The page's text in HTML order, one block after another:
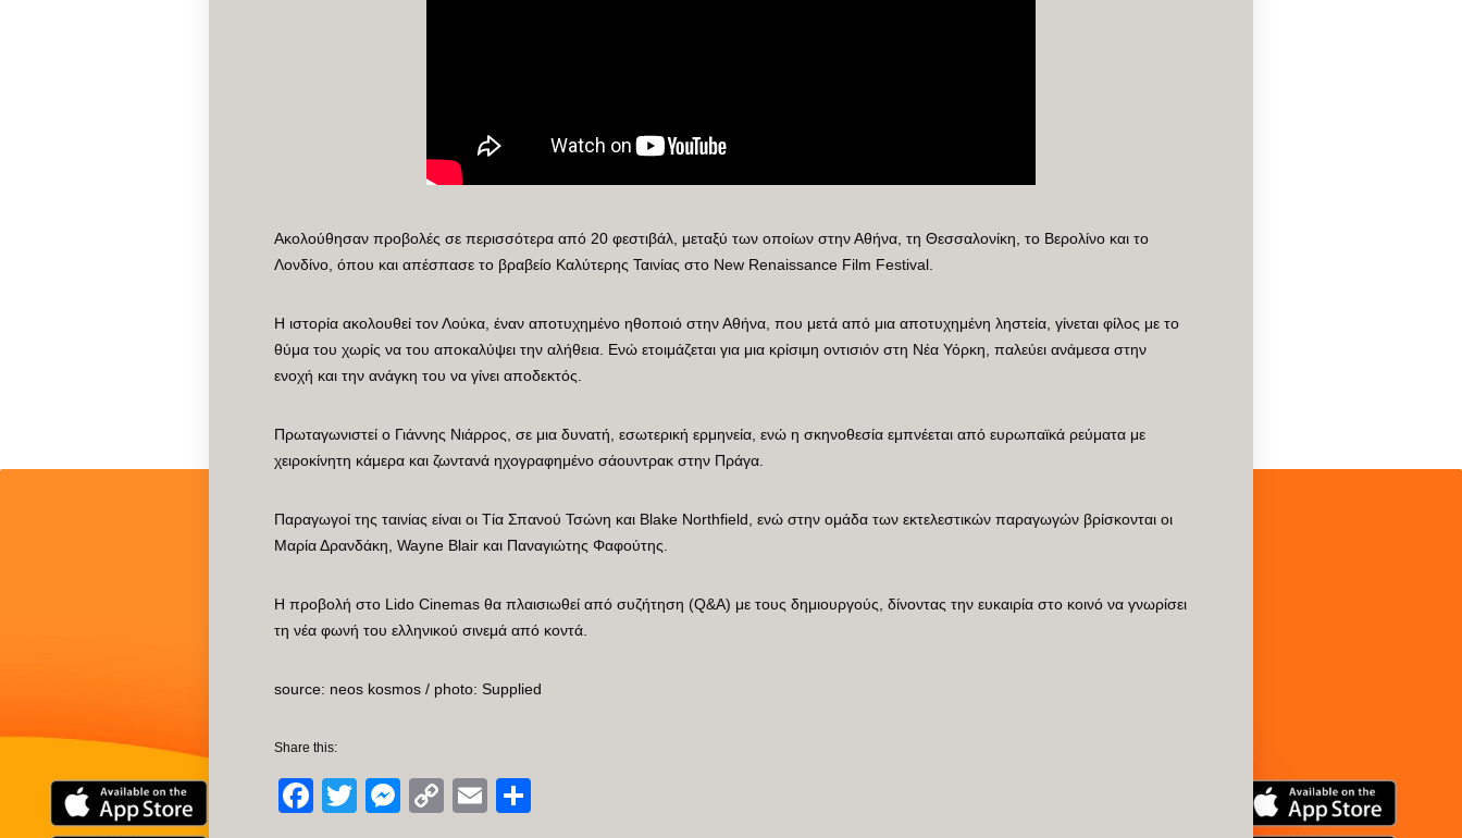
Ακολούθησαν προβολές σε περισσότερα από 20 φεστιβάλ, μεταξύ των οποίων στην Αθήνα, τη Θεσσαλονίκη, το Βερολίνο και το
Λονδίνο, όπου και απέσπασε το βραβείο Καλύτερης Ταινίας στο New Renaissance Film Festival.
Η ιστορία ακολουθεί τον Λούκα, έναν αποτυχημένο ηθοποιό στην Αθήνα, που μετά από μια αποτυχημένη ληστεία, γίνεται φίλος με το
θύμα του χωρίς να του αποκαλύψει την αλήθεια. Ενώ ετοιμάζεται για μια κρίσιμη οντισιόν στη Νέα Υόρκη, παλεύει ανάμεσα στην
ενοχή και την ανάγκη του να γίνει αποδεκτός.
Πρωταγωνιστεί ο Γιάννης Νιάρρος, σε μια δυνατή, εσωτερική ερμηνεία, ενώ η σκηνοθεσία εμπνέεται από ευρωπαϊκά ρεύματα με
χειροκίνητη κάμερα και ζωντανά ηχογραφημένο σάουντρακ στην Πράγα.
Παραγωγοί της ταινίας είναι οι Τία Σπανού Τσώνη και Blake Northfield, ενώ στην ομάδα των εκτελεστικών παραγωγών βρίσκονται οι
Μαρία Δρανδάκη, Wayne Blair και Παναγιώτης Φαφούτης.
Η προβολή στο Lido Cinemas θα πλαισιωθεί από συζήτηση (Q&A) με τους δημιουργούς, δίνοντας την ευκαιρία στο κοινό να γνωρίσει
τη νέα φωνή του ελληνικού σινεμά από κοντά.
source: neos kosmos / photo: Supplied
Share this:
Facebook
TwitterMessenger
CopyEmail